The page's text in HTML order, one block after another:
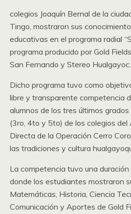
colegios Joaquín Bernal de la
Tingo, mostraron sus
educativas en el programa radial
programa producido por Gold
San Fernando y Stereo Hualgayoc.
Dicho programa tuvo como
libre y transparente competencia
alumnos de los tres últimos
(3ro, 4to y 5to) de los colegios del
Directa de la Operación Cerro
las tradiciones y cultura
La competencia tuvo una
donde los estudiantes mostraron
Matemáticas, Historia, Ciencia
Comunicación y Aportes de Gold